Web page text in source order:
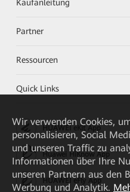
Kaufanleitung
Partner
Ressourcen
Quick Links
HUAWEI eKit App
Huawei HiKnow App
HUAWEI eFly App
Wir verwenden Cookies,
personalisieren, Social
und unseren Traffic zu
Informationen über Ihre
unseren Partnern aus den
Werbung und Analytik.